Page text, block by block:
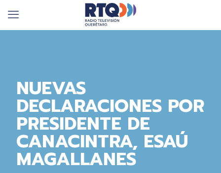
NUEVAS
DECLARACIONES POR
PRESIDENTE DE
CANACINTRA, ESAÚ
MAGALLANES